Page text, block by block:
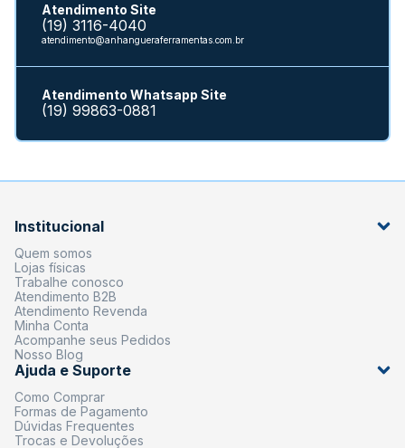
Atendimento Site
(19) 3116-4040
atendimento@anhangueraferramentas.com.br
Atendimento Whatsapp Site
(19) 99863-0881
Institucional
Quem somos
Lojas físicas
Trabalhe conosco
Atendimento B2B
Atendimento Revenda
Minha Conta
Acompanhe seus Pedidos
Nosso Blog
Ajuda e Suporte
Como Comprar
Formas de Pagamento
Dúvidas Frequentes
Trocas e Devoluções